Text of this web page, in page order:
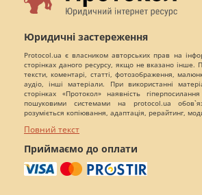
Юридичні застереження
Protocol.ua є власником авторських прав на
сторінках даного ресурсу, якщо не вказано інше.
тексти, коментарі, статті, фотозображення,
аудіо, інші матеріали. При використанні
сторінках «Протокол» наявність
пошуковими системами на protocol.ua
розуміється копіювання, адаптація, рерайтинг,
Повний текст
Приймаємо до оплати